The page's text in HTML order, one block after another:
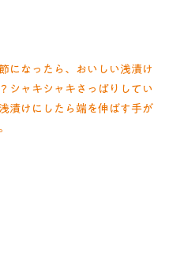
になったら、おいしい浅漬け
シャキシャキさっぱりしてい
漬けにしたら端を伸ばす手が